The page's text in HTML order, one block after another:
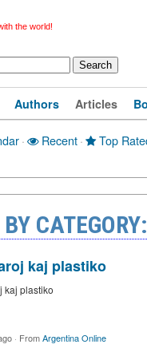
the world!
Authors Articles
· Recent· Top
BY
kaj plastiko
kaj plastiko
· FromArgentina Online